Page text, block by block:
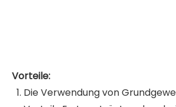
Vorteile:
Die Verwendung von